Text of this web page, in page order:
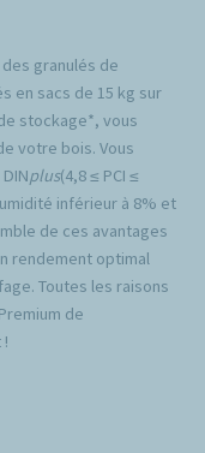
granulés de
en sacs de 15 kg sur
stockage*, vous
votre bois. Vous
plus(4,8 ≤ PCI ≤
inférieur à 8% et
de ces avantages
rendement optimal
Toutes les raisons
de